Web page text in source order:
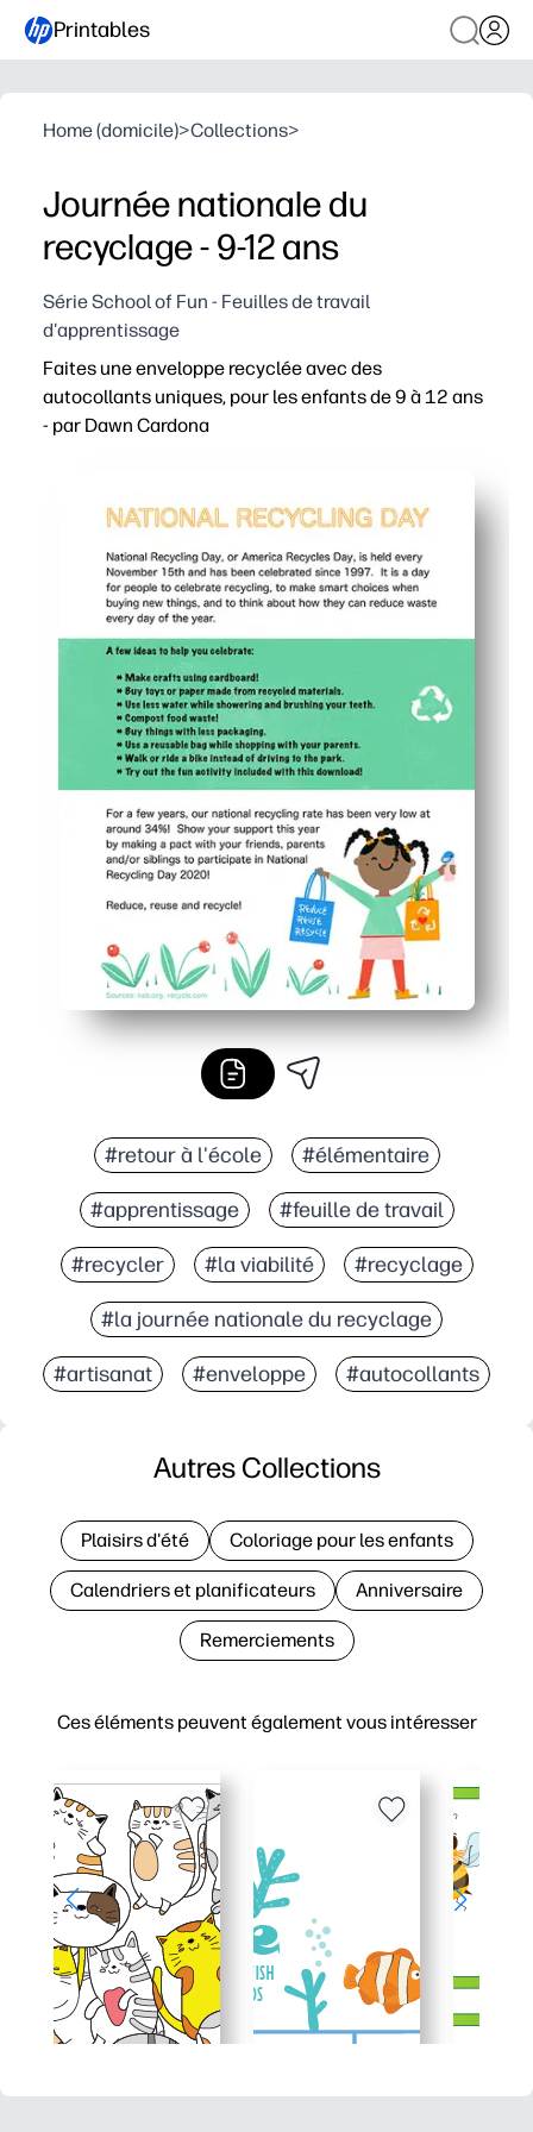
Printables
Home (domicile)>Collections>
Journée nationale du
recyclage - 9-12 ans
Série School of Fun - Feuilles de travail
d'apprentissage
Faites une enveloppe recyclée avec des
autocollants uniques, pour les enfants de 9 à 12 ans
- par Dawn Cardona
#retour à l'école #élémentaire
#apprentissage #feuille de travail
#recycler #la viabilité #recyclage
#la journée nationale du recyclage
#artisanat #enveloppe #autocollants
Ces éléments peuvent également vous intéresser
Autres Collections
Plaisirs d'été Coloriage pour les enfants
Calendriers et planificateurs Anniversaire
Remerciements